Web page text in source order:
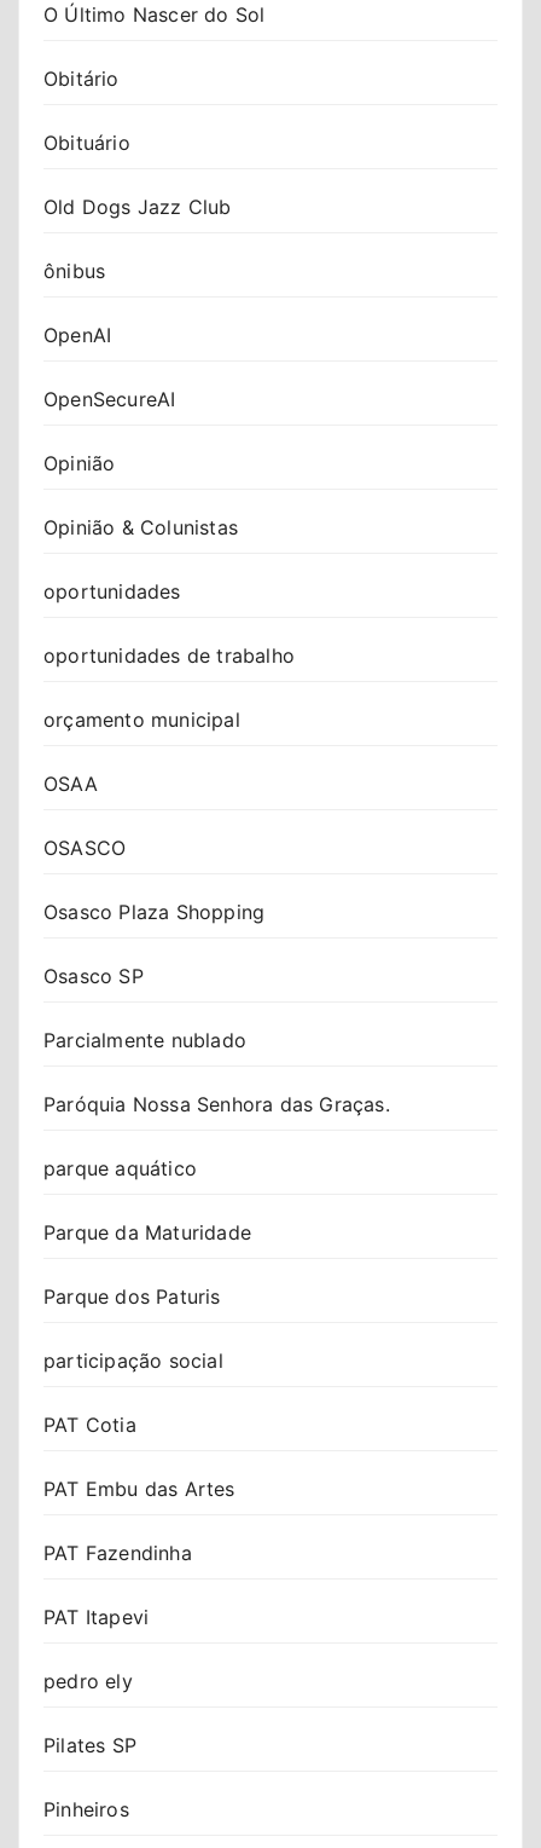
O Último Nascer do Sol
Obitário
Obituário
Old Dogs Jazz Club
ônibus
OpenAI
OpenSecureAI
Opinião
Opinião & Colunistas
oportunidades
oportunidades de trabalho
orçamento municipal
OSAA
OSASCO
Osasco Plaza Shopping
Osasco SP
Parcialmente nublado
Paróquia Nossa Senhora das Graças.
parque aquático
Parque da Maturidade
Parque dos Paturis
participação social
PAT Cotia
PAT Embu das Artes
PAT Fazendinha
PAT Itapevi
pedro ely
Pilates SP
Pinheiros